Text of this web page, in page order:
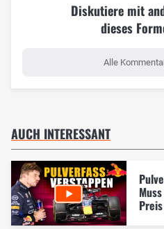
Diskutiere mit
dieses
Alle
AUCH INTERESSANT